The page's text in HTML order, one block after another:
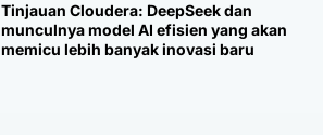
Tinjauan Cloudera: DeepSeek dan
munculnya model AI efisien yang akan
memicu lebih banyak inovasi baru